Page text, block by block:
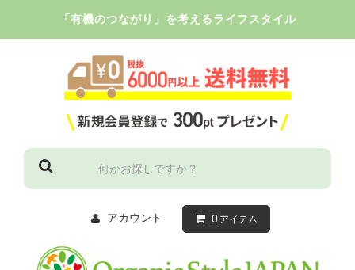
「有機のつながり」を考えるライフスタイル
アカウント 0 アイテム